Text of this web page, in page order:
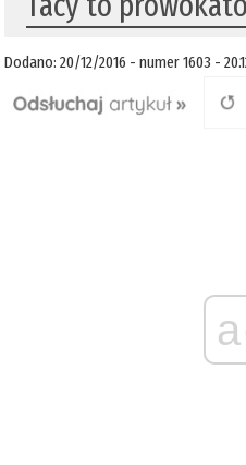
Dodano: 20/12/2016 - numer 1603 -